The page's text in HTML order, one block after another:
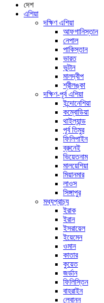
দেশ
এশিয়া
দক্ষিণ এশিয়া
আফগানিস্তান
নেপাল
পাকিস্তান
ভারত
ভুটান
মালদ্বীপ
শ্রীলঙ্কা
দক্ষিণ-পূর্ব এশিয়া
ইন্দোনেশিয়া
কম্বোডিয়া
থাইল্যান্ড
পূর্ব তিমুর
ফিলিপাইন
ব্রুনেই
ভিয়েতনাম
মালয়েশিয়া
মিয়ানমার
লাওস
সিঙ্গাপুর
মধ্যপ্রাচ্য
ইরাক
ইরান
ইসরায়েল
ইয়েমেন
ওমান
কাতার
কুয়েত
জর্ডান
ফিলিস্তিন
বাহরাইন
লেবানন